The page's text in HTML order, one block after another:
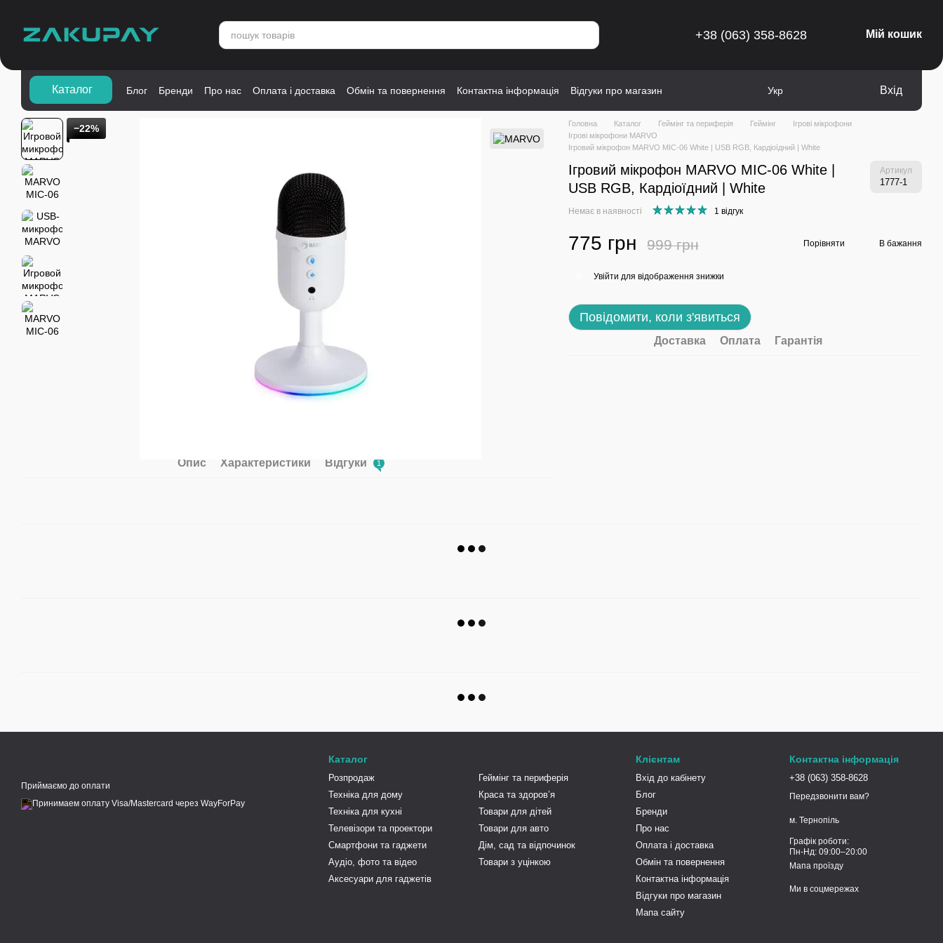
+38 (063) 358-8628 Мій кошик
Каталог">
Каталог Блог Бренди Про нас Оплата і доставка Обмін та повернення Контактна інформація Відгуки про магазин Укр Вхід
−22%
Опис Характеристики Відгуки 1
Головна Каталог Геймінг та периферія Геймінг
Ігрові мікрофони
Ігрові мікрофони MARVO
Ігровий мікрофон MARVO MIC-06 White | USB RGB, Кардіоїдний | White
Ігровий мікрофон MARVO MIC-06 White |
USB RGB, Кардіоїдний | White
Артикул
1777-1
Немає в наявності 1 відгук
775 грн 999 грн Порівняти В бажання
Увійти для відображення знижки
Повідомити, коли з'явиться
Доставка Оплата Гарантія
Приймаємо до оплати
Каталог
Розпродаж
Техніка для дому
Техніка для кухні
Телевізори та проектори
Смартфони та гаджети
Аудіо, фото та відео
Аксесуари для гаджетів
Геймінг та периферія
Краса та здоровʼя
Товари для дітей
Товари для авто
Дім, сад та відпочинок
Товари з уцінкою
Клієнтам
Вхід до кабінету
Блог
Бренди
Про нас
Оплата і доставка
Обмін та повернення
Контактна інформація
Відгуки про магазин
Мапа сайту
Контактна інформація
+38 (063) 358-8628
Передзвонити вам?
м. Тернопіль
Графік роботи:
Пн-Нд: 09:00–20:00
Мапа проїзду
Ми в соцмережах